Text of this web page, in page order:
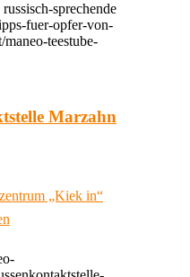
sprechende
fuer-opfer-von-
teestube-
Marzahn
„Kiek in“